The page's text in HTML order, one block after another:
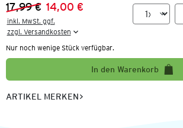
Vorheriger Preis:
17,99 €
Neuer Preis:
14,00 €
inkl. MwSt. ggf.
zzgl. Versandkosten
Nur noch wenige Stück verfügbar.
In den Warenkorb
ARTIKEL MERKEN